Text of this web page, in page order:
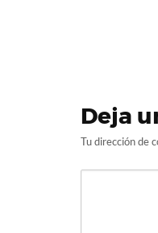
Deja
Tu dirección de